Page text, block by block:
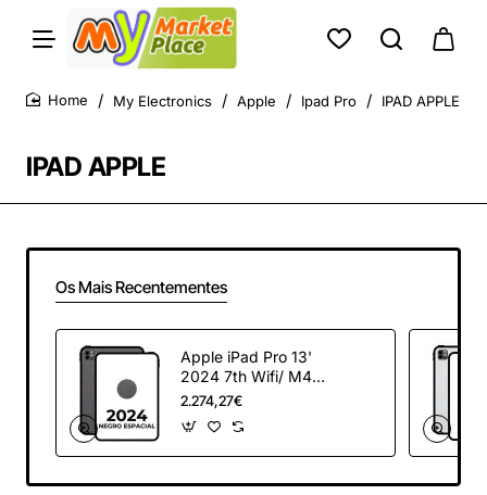
IPAD APPLE
My Electronics Apple Ipad Pro IPAD APPLE
Os Mais Recentementes
Apple iPad Pro 13'
2024 7th Wifi/ M4/
512Gb/ Negro
Espacial
2.274,27€